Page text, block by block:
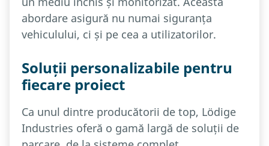
abordare asigură nu numai siguranța
vehiculului, ci și pe cea a utilizatorilor.
Soluții personalizabile pentru
fiecare proiect
Ca unul dintre producătorii de top, Lödige
Industries oferă o gamă largă de soluții de